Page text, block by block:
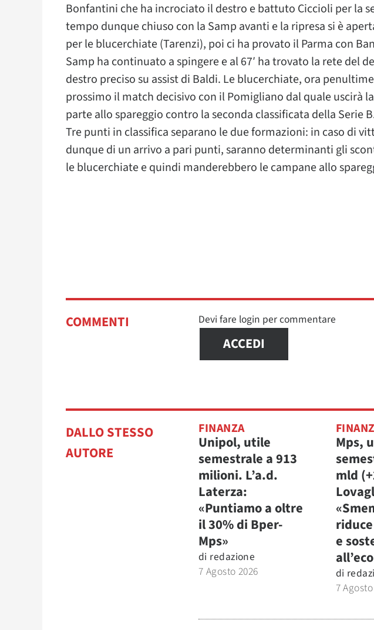
Bonfantini che ha incrociato il destro e battuto Ciccioli per la
tempo dunque chiuso con la Samp avanti e la ripresa si è
per le blucerchiate (Tarenzi), poi ci ha provato il Parma con
Samp ha continuato a spingere e al 67′ ha trovato la rete del
destro preciso su assist di Baldi. Le blucerchiate, ora
prossimo il match decisivo con il Pomigliano dal quale uscirà
parte allo spareggio contro la seconda classificata della Serie
Tre punti in classifica separano le due formazioni: in caso di
dunque di un arrivo a pari punti, saranno determinanti gli
le blucerchiate e quindi manderebbero le campane allo
COMMENTI Devi fare login per commentare
ACCEDI
DALLO STESSO
AUTORE
FINANZA
Unipol, utile
semestrale a 913
milioni. L’a.d.
Laterza:
«Puntiamo a oltre
il 30% di Bper-
Mps»
di redazione
7 Agosto 2026
Mps,
mld
e
di
7